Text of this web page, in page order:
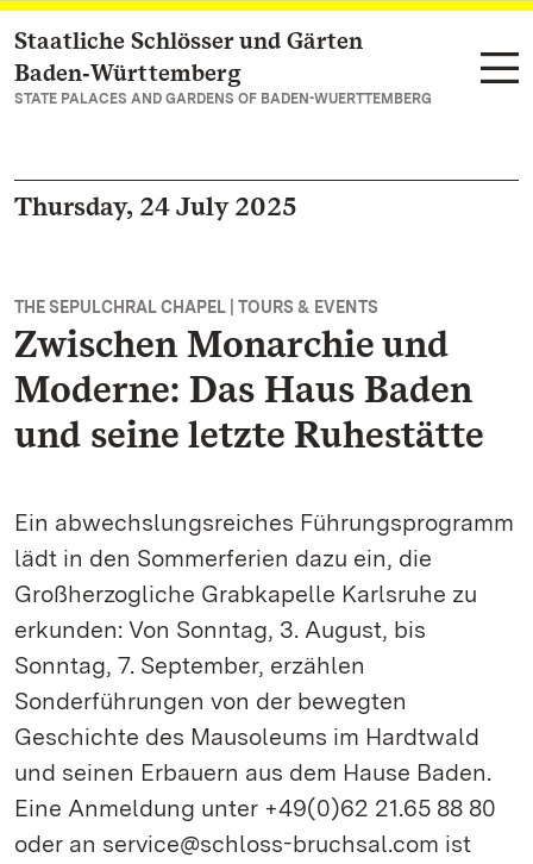
Navigate to main page
Staatliche Schlösser und Gärten
Baden‑Württemberg
STATE PALACES AND GARDENS OF BADEN-WUERTTEMBERG
Thursday, 24 July 2025
THE SEPULCHRAL CHAPEL | TOURS & EVENTS
Zwischen Monarchie und
Moderne: Das Haus Baden
und seine letzte Ruhestätte
Ein abwechslungsreiches Führungsprogramm
lädt in den Sommerferien dazu ein, die
Großherzogliche Grabkapelle Karlsruhe zu
erkunden: Von Sonntag, 3. August, bis
Sonntag, 7. September, erzählen
Sonderführungen von der bewegten
Geschichte des Mausoleums im Hardtwald
und seinen Erbauern aus dem Hause Baden.
Eine Anmeldung unter +49(0)62 21.65 88 80
oder an service@schloss-bruchsal.com ist